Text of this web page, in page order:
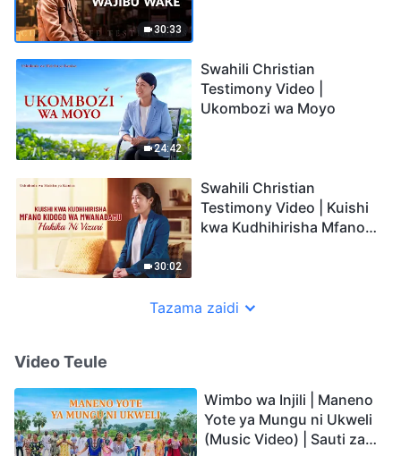
30:33
24:42
Swahili Christian
Testimony Video |
Ukombozi wa Moyo
30:02
Swahili Christian
Testimony Video | Kuishi
kwa Kudhihirisha Mfano
Tazama zaidi
Video Teule
Wimbo wa Injili | Maneno
Yote ya Mungu ni Ukweli
(Music Video) | Sauti za